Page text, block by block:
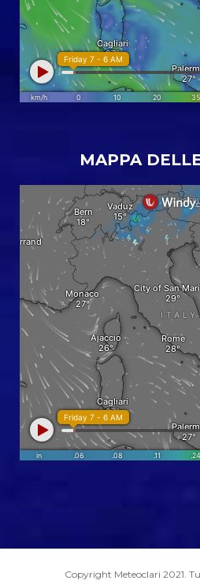
MAPPA
Copyright Meteoclari 2021.